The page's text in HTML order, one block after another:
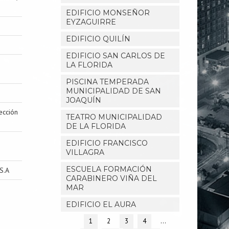
EDIFICIO MONSEÑOR
EYZAGUIRRE
EDIFICIO QUILÍN
EDIFICIO SAN CARLOS DE
LA FLORIDA
PISCINA TEMPERADA
MUNICIPALIDAD DE SAN
JOAQUÍN
TEATRO MUNICIPALIDAD
DE LA FLORIDA
EDIFICIO FRANCISCO
VILLAGRA
ESCUELA FORMACIÓN
CARABINERO VIÑA DEL
MAR
EDIFICIO EL AURA
1 2 3 4 …